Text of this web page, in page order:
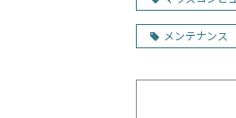
メンテナンス